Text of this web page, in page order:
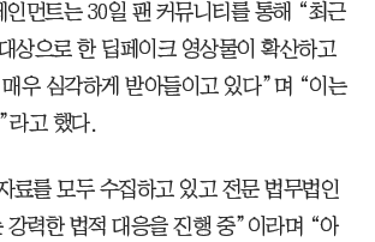
인먼트는 30일 팬 커뮤니티를 통해 “최근
상으로 한 딥페이크 영상물이 확산하고
우 심각하게 받아들이고 있다”며 “이는
라고 했다.
료를 모두 수집하고 있고 전문 법무법인
강력한 법적 대응을 진행 중”이라며 “아